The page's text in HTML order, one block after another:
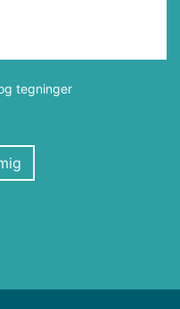
tegninger